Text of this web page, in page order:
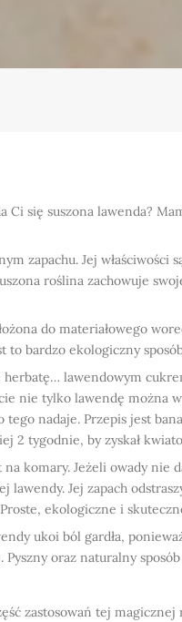
Ci się suszona lawenda?
zapachu. Jej właściwości
roślina zachowuje
do materiałowego
to bardzo ekologiczny
herbatę… lawendowym
nie tylko lawendę można
nadaje. Przepis jest
2 tygodnie, by zyskał
komary. Jeżeli owady nie
lawendy. Jej zapach
ekologiczne i
ukoi ból gardła,
oraz naturalny
zastosowań tej